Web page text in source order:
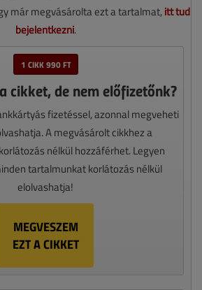
már megvásárolta ezt a tartalmat, itt tud
bejelentkezni.
1 CIKK 990 FT
cikket, de nem előfizetőnk?
fizetéssel, azonnal megveheti
A megvásárolt cikkhez a
nélkül hozzáférhet. Legyen
tartalmunkat korlátozás nélkül
elolvashatja!
MEGVESZEM
EZT A CIKKET